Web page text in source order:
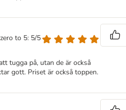
to 5: 5/5
tugga på, utan de är också
gott. Priset är också toppen.